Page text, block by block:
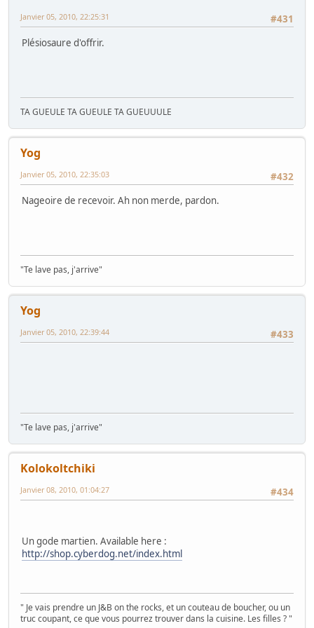
#431
Janvier 05, 2010, 22:25:31
Plésiosaure d'offrir.
TA GUEULE TA GUEULE TA GUEUUULE
Yog
#432
Janvier 05, 2010, 22:35:03
Nageoire de recevoir. Ah non merde, pardon.
"Te lave pas, j'arrive"
Yog
#433
Janvier 05, 2010, 22:39:44
"Te lave pas, j'arrive"
Kolokoltchiki
#434
Janvier 08, 2010, 01:04:27
Un gode martien. Available here :
http://shop.cyberdog.net/index.html
" Je vais prendre un J&B on the rocks, et un couteau de boucher, ou un
truc coupant, ce que vous pourrez trouver dans la cuisine. Les filles ? "